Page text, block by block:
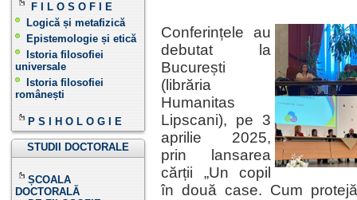
F I L O S O F I E
Logică și metafizică
Epistemologie și etică
Istoria filosofiei
universale
Istoria filosofiei
românești
P S I H O L O G I E
STUDII DOCTORALE
ȘCOALA
DOCTORALĂ
Conferințele au
debutat la
București
(librăria
Humanitas
Lipscani), pe 3
aprilie 2025,
prin lansarea
cărții „Un copil
în două case. Cum